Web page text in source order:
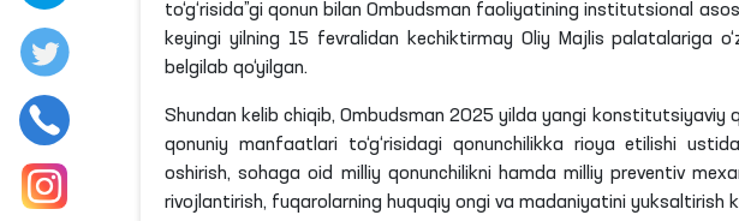
to‘g‘risida”gi qonun bilan Ombudsman faoliyatining institutsional
keyingi yilning 15 fevralidan kechiktirmay Oliy Majlis palatalariga
belgilab qo‘yilgan.
Shundan kelib chiqib, Ombudsman 2025 yilda yangi konstitutsiyaviy
qonuniy manfaatlari to‘g‘risidagi qonunchilikka rioya etilishi
oshirish, sohaga oid milliy qonunchilikni hamda milliypreventiv
rivojlantirish, fuqarolarning huquqiy ongi va madaniyatini yuksaltirish